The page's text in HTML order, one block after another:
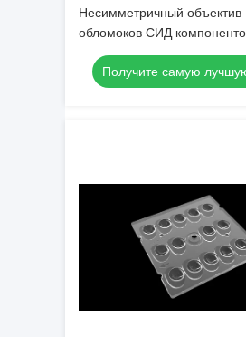
Несимметричный объектив
обломоков СИД
уличного света СИД
светового загрязнения
Получите самую